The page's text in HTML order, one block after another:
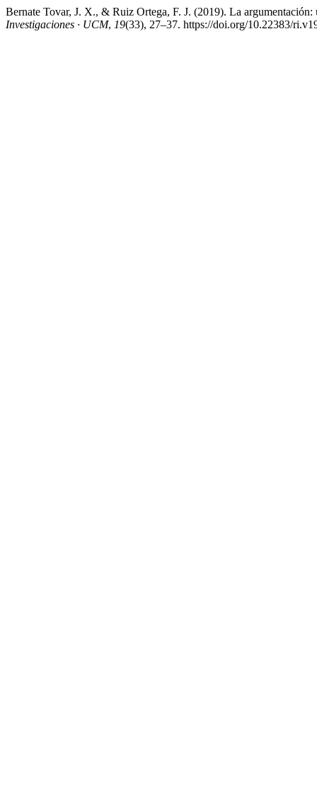
Bernate Tovar, J. X., & Ruiz Ortega, F. J. (2019). La
Investigaciones · UCM, 19(33), 27–37. https://doi.org/10.22383/